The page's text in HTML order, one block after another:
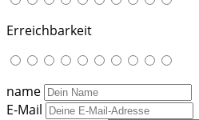
Erreichbarkeit
name
E-Mail